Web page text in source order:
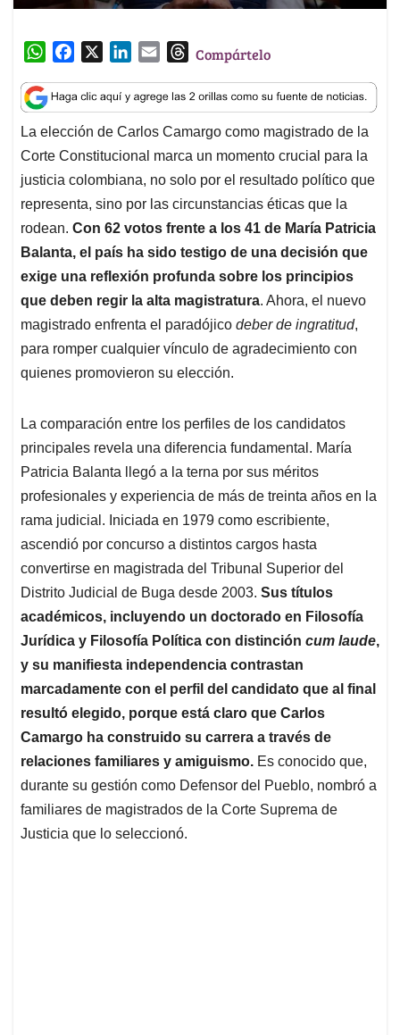
W
a
t
s
A
p
p
c
e
b
o
o
k
n
k
e
d
I
n
a
i
l
T
r
e
a
d
s
Compártelo
La elección de Carlos Camargo como magistrado de la
Corte Constitucional marca un momento crucial para la
justicia colombiana, no solo por el resultado político que
representa, sino por las circunstancias éticas que la
rodean. Con 62 votos frente a los 41 de María Patricia
Balanta, el país ha sido testigo de una decisión que
exige una reflexión profunda sobre los principios
que deben regir la alta magistratura. Ahora, el nuevo
magistrado enfrenta el paradójico deber de ingratitud,
para romper cualquier vínculo de agradecimiento con
quienes promovieron su elección.
La comparación entre los perfiles de los candidatos
principales revela una diferencia fundamental. María
Patricia Balanta llegó a la terna por sus méritos
profesionales y experiencia de más de treinta años en la
rama judicial. Iniciada en 1979 como escribiente,
ascendió por concurso a distintos cargos hasta
convertirse en magistrada del Tribunal Superior del
Distrito Judicial de Buga desde 2003. Sus títulos
académicos, incluyendo un doctorado en Filosofía
Jurídica y Filosofía Política con distinción cum laude,
y su manifiesta independencia contrastan
marcadamente con el perfil del candidato que al final
resultó elegido, porque está claro que Carlos
Camargo ha construido su carrera a través de
relaciones familiares y amiguismo. Es conocido que,
durante su gestión como Defensor del Pueblo, nombró a
familiares de magistrados de la Corte Suprema de
Justicia que lo seleccionó.